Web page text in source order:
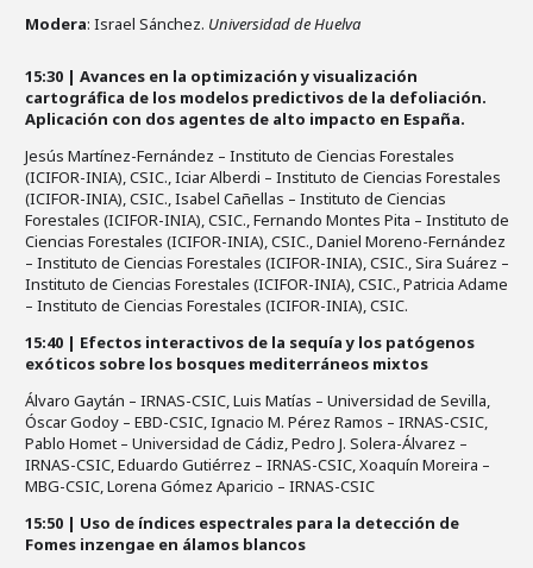
Modera: Israel Sánchez. Universidad de Huelva
15:30 | Avances en la optimización y visualización
cartográfica de los modelos predictivos de la defoliación.
Aplicación con dos agentes de alto impacto en España.
Jesús Martínez-Fernández – Instituto de Ciencias Forestales
(ICIFOR-INIA), CSIC., Iciar Alberdi – Instituto de Ciencias Forestales
(ICIFOR-INIA), CSIC., Isabel Cañellas – Instituto de Ciencias
Forestales (ICIFOR-INIA), CSIC., Fernando Montes Pita – Instituto de
Ciencias Forestales (ICIFOR-INIA), CSIC., Daniel Moreno-Fernández
– Instituto de Ciencias Forestales (ICIFOR-INIA), CSIC., Sira Suárez –
Instituto de Ciencias Forestales (ICIFOR-INIA), CSIC., Patricia Adame
– Instituto de Ciencias Forestales (ICIFOR-INIA), CSIC.
15:40 | Efectos interactivos de la sequía y los patógenos
exóticos sobre los bosques mediterráneos mixtos
Álvaro Gaytán – IRNAS-CSIC, Luis Matías – Universidad de Sevilla,
Óscar Godoy – EBD-CSIC, Ignacio M. Pérez Ramos – IRNAS-CSIC,
Pablo Homet – Universidad de Cádiz, Pedro J. Solera-Álvarez –
IRNAS-CSIC, Eduardo Gutiérrez – IRNAS-CSIC, Xoaquín Moreira –
MBG-CSIC, Lorena Gómez Aparicio – IRNAS-CSIC
15:50 | Uso de índices espectrales para la detección de
Fomes inzengae en álamos blancos